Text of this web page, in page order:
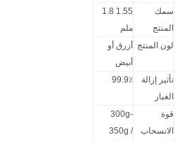
سمك
المنتج
1.55 ‬1.8
ملم
لون المنتج
أزرق أو
أبيض
تأثير إزالة
الغبار
99.9٪
قوة
الانسحاب
300g-
350g /